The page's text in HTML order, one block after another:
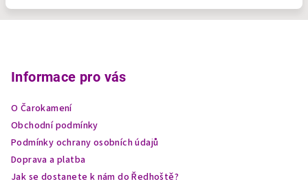
Informace pro vás
O Čarokamení
Obchodní podmínky
Podmínky ochrany osobních údajů
Doprava a platba
Jak se dostanete k nám do Ředhoště?